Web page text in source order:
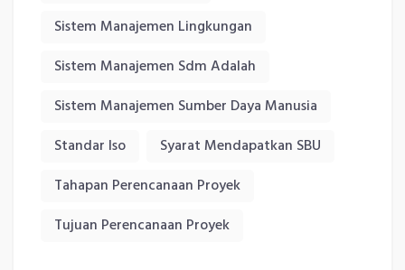
Sistem Manajemen Lingkungan
Sistem Manajemen Sdm Adalah
Sistem Manajemen Sumber Daya Manusia
Standar Iso
Syarat Mendapatkan SBU
Tahapan Perencanaan Proyek
Tujuan Perencanaan Proyek